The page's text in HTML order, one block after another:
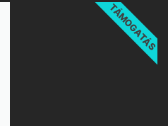
TÁMOGATÁS